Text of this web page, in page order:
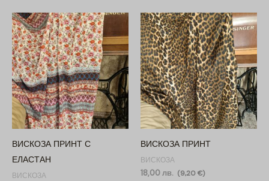
ВИСКОЗА ПРИНТ С
ЕЛАСТАН
ВИСКОЗА
ВИСКОЗА ПРИНТ
ВИСКОЗА
18,00лв. (9,20 €)